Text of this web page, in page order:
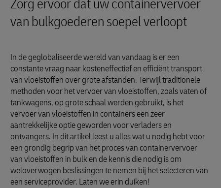
Zorg ervoor dat uw containervervoer
van bulkgoederen soepel verloopt
In de geglobaliseerde wereld van vandaag is er een
constante vraag naar kosteneffectief en efficiënt transport
van vloeistoffen over grote afstanden. Terwijl traditionele
methoden voor het vervoer van vloeistoffen, zoals vaten of
tankwagens, op grote schaal werden gebruikt, is het
vervoer van vloeistoffen in containers een zeer
aantrekkelijke optie geworden voor verladers en
ontvangers. In dit artikel leest u alles wat u nodig hebt voor
een grondig begrip van het proces van containervervoer
van vloeistoffen in bulk en de kennis die nodig is om
weloverwogen beslissingen te nemen bij het selecteren van
een serviceprovider. Laten we erin duiken!